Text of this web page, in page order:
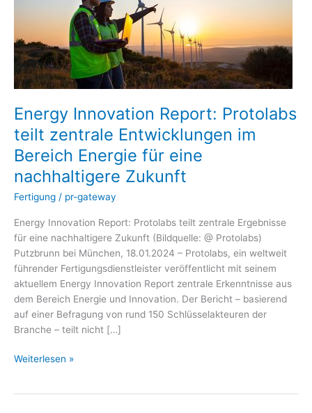
Energy Innovation Report: Protolabs
teilt zentrale Entwicklungen im
Bereich Energie für eine
nachhaltigere Zukunft
Fertigung / pr-gateway
Energy Innovation Report: Protolabs teilt zentrale Ergebnisse
für eine nachhaltigere Zukunft (Bildquelle: @ Protolabs)
Putzbrunn bei München, 18.01.2024 – Protolabs, ein weltweit
führender Fertigungsdienstleister veröffentlicht mit seinem
aktuellem Energy Innovation Report zentrale Erkenntnisse aus
dem Bereich Energie und Innovation. Der Bericht – basierend
auf einer Befragung von rund 150 Schlüsselakteuren der
Branche – teilt nicht […]
Energie
für
eine
Zukunft
Weiterlesen »